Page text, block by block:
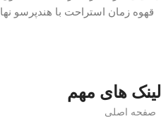
قهوه زمان استراحت با هندپرسو
لینک های مهم
صفحه اصلی